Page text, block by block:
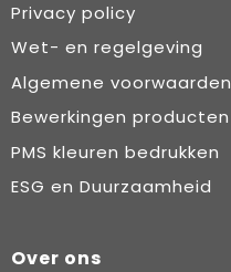
Privacy policy
Wet- en regelgeving
Algemene voorwaarden
Bewerkingen producten
PMS kleuren bedrukken
ESG en Duurzaamheid
Over ons